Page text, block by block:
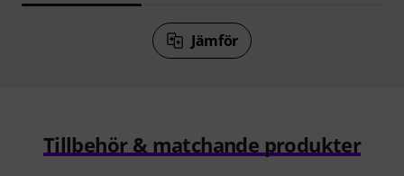
Jämför
Tillbehör & matchande produkter